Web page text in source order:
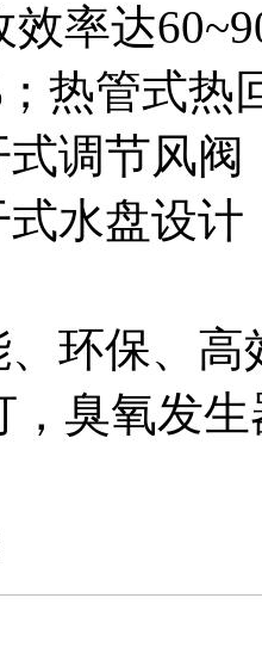
效率达
热管式热
调节风
水盘设
环保、
，臭氧发